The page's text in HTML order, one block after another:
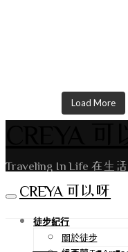
Load More
Traveling In Life 在生
CREYA 可以呀
徒步紀行
關於徒步